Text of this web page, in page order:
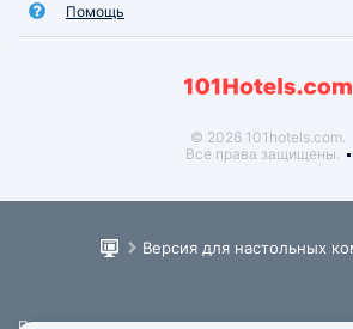
Помощь
© 2026 101hotels.com.
Все права защищены.
Версия для настольных